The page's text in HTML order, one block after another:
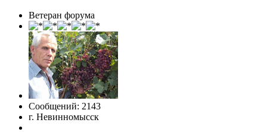
Ветеран форума
Сообщений: 2143
г. Невинномысск